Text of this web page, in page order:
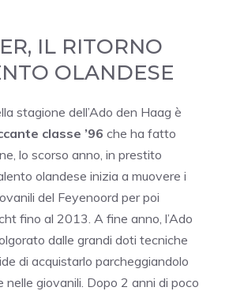
IL RITORNO
OLANDESE
stagione dell’Ado den Haag è
classe ’96 che ha fatto
lo scorso anno, in prestito
olandese inizia a muovere i
del Feyenoord per poi
fino al 2013. A fine anno, l’Ado
dalle grandi doti tecniche
di acquistarlo parcheggiandolo
giovanili. Dopo 2 anni di poco